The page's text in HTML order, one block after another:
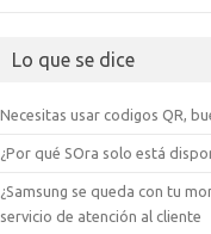
Lo que se dice
Necesitas usar codigos QR,
¿Por qué SOra solo está
¿Samsung se queda con tu
servicio de atención al cliente